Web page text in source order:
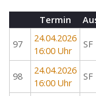
Termin
97
24.04.2026
16:00 Uhr
98
24.04.2026
16:00 Uhr